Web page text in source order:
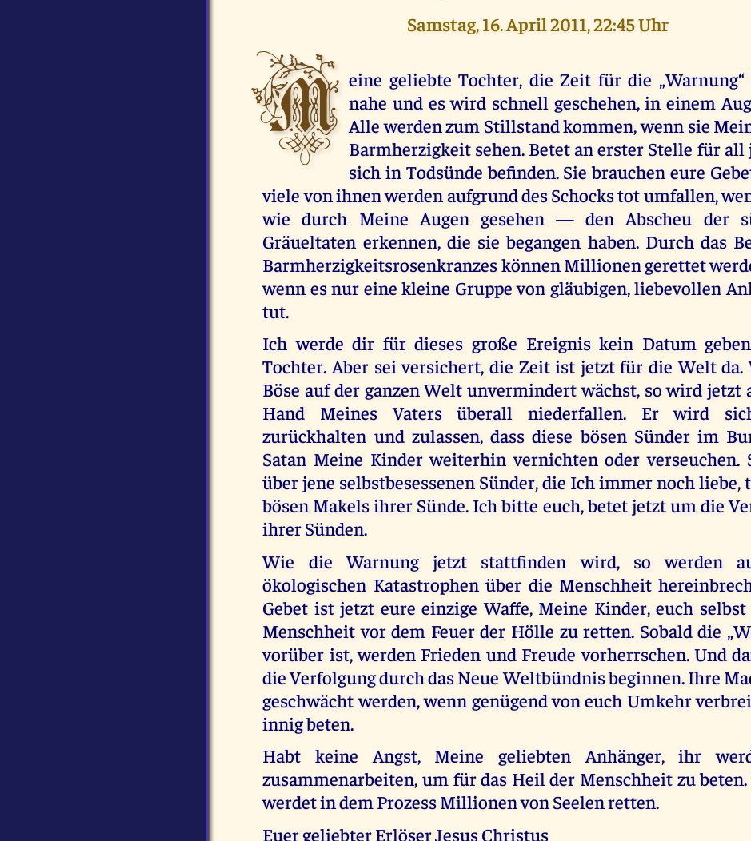
Samstag, 16. April 2011, 22:45 Uhr
M eine geliebte Tochter, die Zeit für die
nahe und es wird schnell geschehen, in einem
Alle werden zum Stillstand kommen, wenn sie
Barmherzigkeit sehen. Betet an erster Stelle für all
sich in Todsünde befinden. Sie brauchen eure
viele von ihnen werden aufgrund des Schocks tot umfallen,
wie durch Meine Augen gesehen — den Abscheu der
Gräueltaten erkennen, die sie begangen haben. Durch das
Barmherzigkeitsrosenkranzes können Millionen gerettet
wenn es nur eine kleine Gruppe von gläubigen, liebevollen
tut.
Ich werde dir für dieses große Ereignis kein Datum
Tochter. Aber sei versichert, die Zeit ist jetzt für die Welt da.
Böse auf der ganzen Welt unvermindert wächst, so wird jetzt
Hand Meines Vaters überall niederfallen. Er wird
zurückhalten und zulassen, dass diese bösen Sünder im
Satan Meine Kinder weiterhin vernichten oder verseuchen.
über jene selbstbesessenen Sünder, die Ich immer noch liebe,
bösen Makels ihrer Sünde. Ich bitte euch, betet jetzt um die
ihrer Sünden.
Wie die Warnung jetzt stattfinden wird, so werden
ökologischen Katastrophen über die Menschheit
Gebet ist jetzt eure einzige Waffe, Meine Kinder, euch
Menschheit vor dem Feuer der Hölle zu retten. Sobald die
vorüber ist, werden Frieden und Freude vorherrschen. Und
die Verfolgung durch das Neue Weltbündnis beginnen. Ihre
geschwächt werden, wenn genügend von euch Umkehr
innig beten.
Habt keine Angst, Meine geliebten Anhänger, ihr
zusammenarbeiten, um für das Heil der Menschheit zu
werdet in dem Prozess Millionen von Seelen retten.
Euer geliebter Erlöser Jesus Christus